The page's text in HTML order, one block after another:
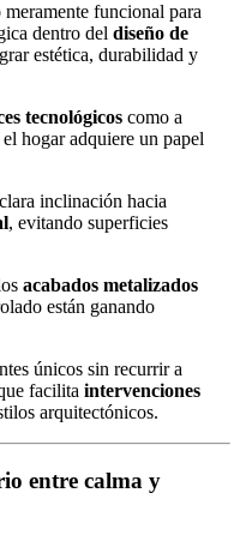
funcional para
dentro del diseño de
estética, durabilidad y
tecnológicos como a
hogar adquiere un papel
inclinación hacia
, evitando superficies
acabados metalizados
están ganando
únicos sin recurrir a
facilita intervenciones
arquitectónicos.
entre calma y